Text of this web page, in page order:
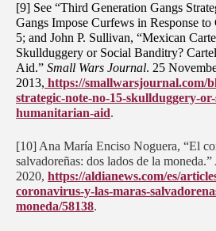
[9] See “Third Generation Gangs
Gangs Impose Curfews in Response
5; and John P. Sullivan, “Mexican
Skullduggery or Social Banditry?
Aid.” Small Wars Journal. 25
2013, https://smallwarsjournal.com/
strategic-note-no-15-skullduggery-
humanitarian-aid.
[10] Ana María Enciso Noguera, “El
salvadoreñas: dos lados de la moneda.”
2020, https://aldianews.com/es/
coronavirus-y-las-maras-
moneda/58138.